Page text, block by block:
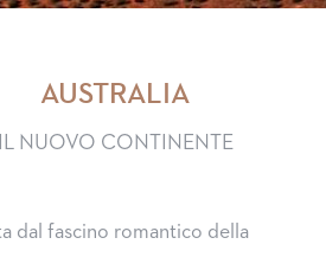
AUSTRALIA
IL NUOVO CONTINENTE
dal fascino romantico della